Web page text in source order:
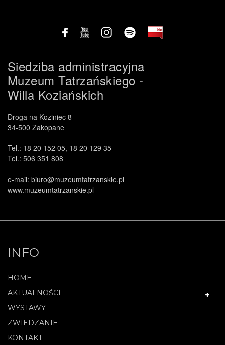
Siedziba administracyjna
Muzeum Tatrzańskiego -
Willa Koziańskich
Droga na Koziniec 8
34-500 Zakopane
Tel.: 18 20 152 05, 18 20 129 35
Tel.: 506 351 808
e-mail: biuro@muzeumtatrzanskie.pl
www.muzeumtatrzanskie.pl
INFO
HOME
AKTUALNOŚCI
WYSTAWY
ZWIEDZANIE
KONTAKT